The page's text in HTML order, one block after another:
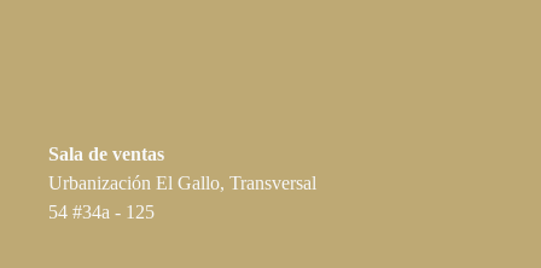
Sala de ventas
Urbanización El Gallo, Transversal
54 #34a - 125